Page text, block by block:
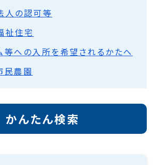
人の認可等
祉住宅
等への入所を希望されるかたへ
民農園
かんたん検索